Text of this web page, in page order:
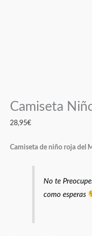
Camiseta
28,95€
Camiseta de niño roja del
No te
como esperas